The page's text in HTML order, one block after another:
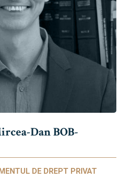
Dan BOB-
DE DREPT PRIVAT